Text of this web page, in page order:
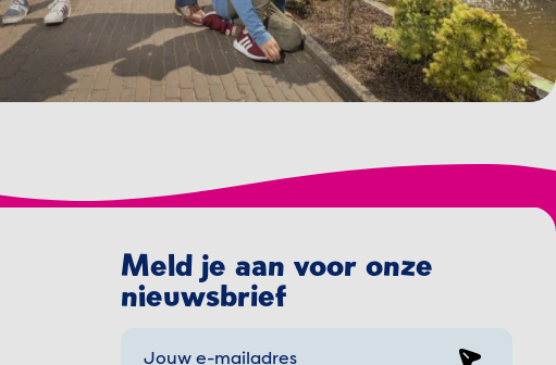
Meld je aan voor onze
nieuwsbrief